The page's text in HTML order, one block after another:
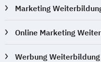
Marketing
Online Marketing
Werbung